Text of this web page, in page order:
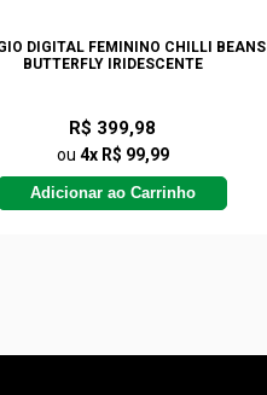
DIGITAL FEMININO CHILLI BEANS
BUTTERFLY IRIDESCENTE
R$ 399,98
ou 4x R$ 99,99
Adicionar ao Carrinho